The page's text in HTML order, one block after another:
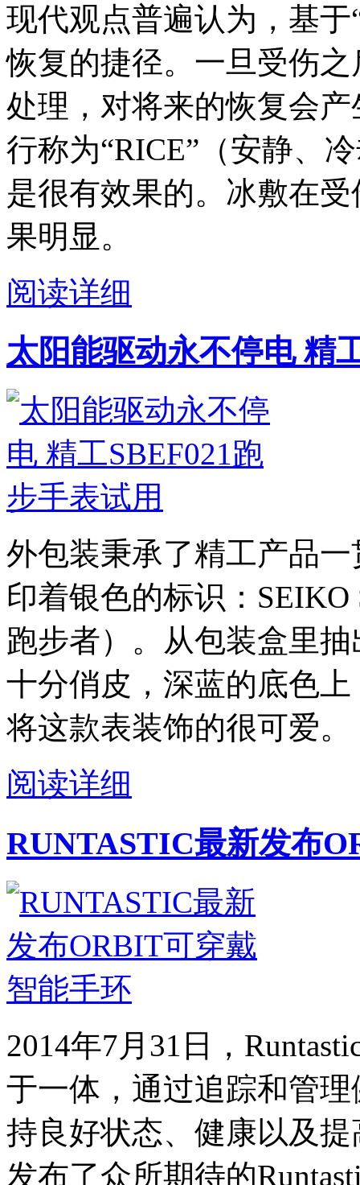
现代观点普遍认为，基
恢复的捷径。一旦受伤
处理，对将来的恢复会
行称为“RICE”（安静、
是很有效果的。冰敷在
果明显。
阅读详细
太阳能驱动永不停电 精
外包装秉承了精工产品
印着银色的标识：SEIKO
跑步者）。从包装盒里
十分俏皮，深蓝的底色
将这款表装饰的很可爱。
阅读详细
RUNTASTIC最新发布
2014年7月31日，
于一体，通过追踪和管
持良好状态、健康以及
发布了众所期待的